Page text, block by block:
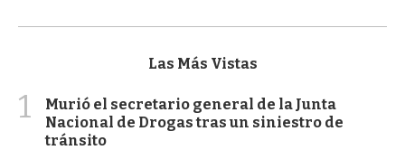
Las Más Vistas
1
Murió el secretario general de la Junta
Nacional de Drogas tras un siniestro de
tránsito